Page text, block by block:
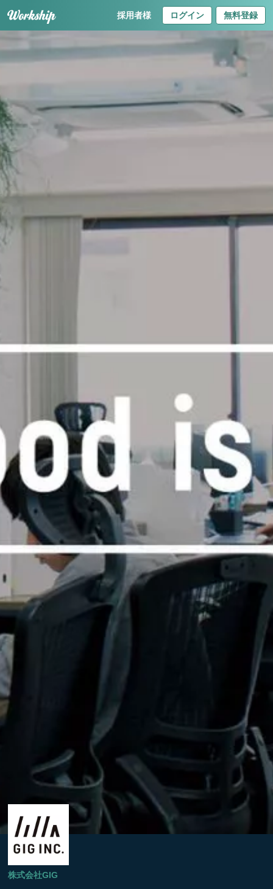
採用者様 ログイン 無料登録
株式会社GIG